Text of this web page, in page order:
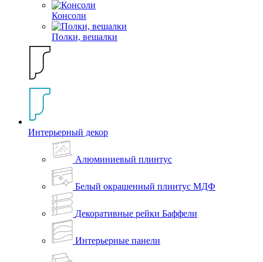
Консоли
Полки, вешалки
Интерьерный декор
Алюминиевый плинтус
Белый окрашенный плинтус МДФ
Декоративные рейки Баффели
Интерьерные панели